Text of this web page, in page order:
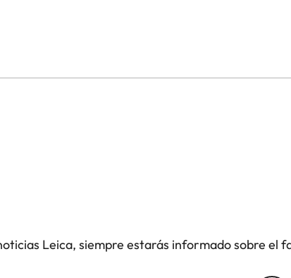
retrato. Al mismo tiempo, el revestimiento
sin viñeteado.
Leica, siempre estarás informado sobre el